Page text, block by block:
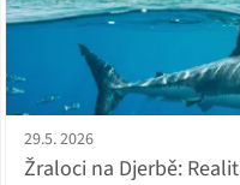
29.5. 2026
Žraloci na Djerbě: